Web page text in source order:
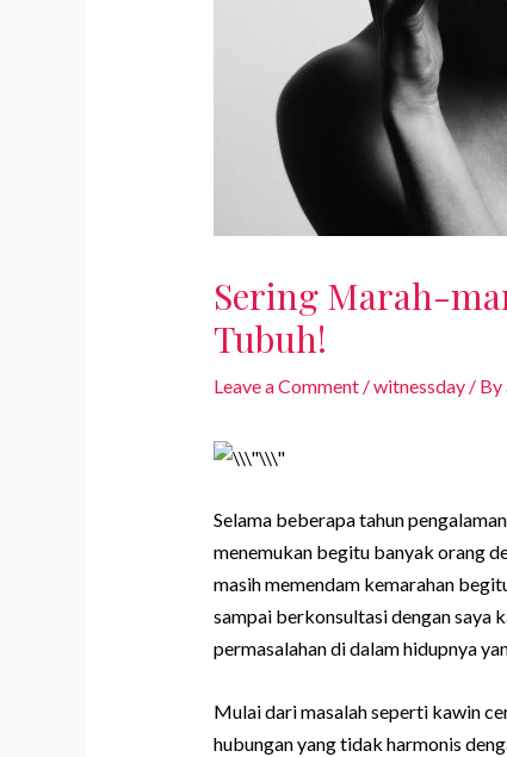
Sering Marah-
Tubuh!
Leave a Comment /witnessday/ By
Selama beberapa tahun
menemukan begitu banyak orang
masih memendam kemarahan
sampai berkonsultasi dengan saya
permasalahan di dalam hidupnya
Mulai dari masalah seperti kawin
hubungan yang tidak harmonis